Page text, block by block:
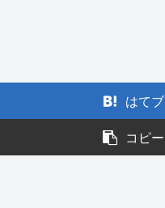
はてブ
コピー